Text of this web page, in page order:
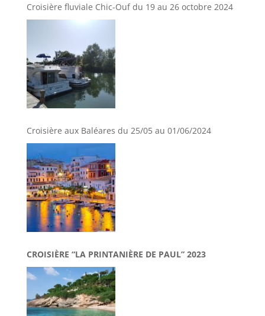
Croisière fluviale Chic-Ouf du 19 au 26 octobre 2024
Croisière aux Baléares du 25/05 au 01/06/2024
CROISIÈRE “LA PRINTANIÈRE DE PAUL” 2023